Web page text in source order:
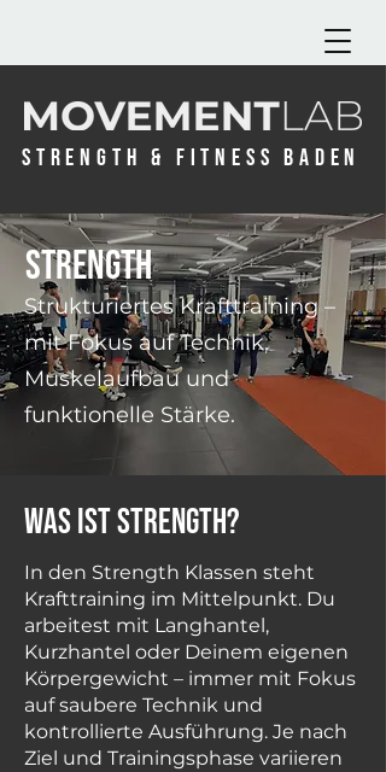
STRENGTH & FITNESS BADEN
strength
Strukturiertes Krafttraining –
mit Fokus auf Technik,
Muskelaufbau und
funktionelle Stärke.
Was ist strength?
In den Strength Klassen steht
Krafttraining im Mittelpunkt. Du
arbeitest mit Langhantel,
Kurzhantel oder Deinem eigenen
Körpergewicht – immer mit Fokus
auf saubere Technik und
kontrollierte Ausführung. Je nach
Ziel und Trainingsphase variieren